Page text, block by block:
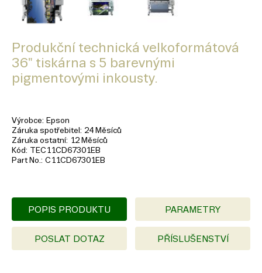
Produkční technická velkoformátová
36" tiskárna s 5 barevnými
pigmentovými inkousty.
Výrobce
Epson
Záruka spotřebitel
24 Měsíců
Záruka ostatní 12 Měsíců
Kód
TEC11CD67301EB
Part No. C11CD67301EB
POPIS PRODUKTU PARAMETRY
POSLAT DOTAZ PŘÍSLUŠENSTVÍ